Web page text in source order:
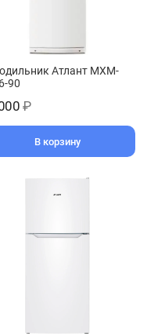
Атлант MXM-
90
₽
В корзину